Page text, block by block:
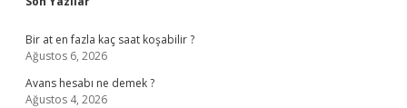
Sidebar
Bir at en fazla kaç saat koşabilir ?
Ağustos 6, 2026
Avans hesabı ne demek ?
Ağustos 4, 2026